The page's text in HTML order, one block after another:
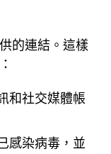
的連結。這樣
和社交媒體帳
感染病毒，並